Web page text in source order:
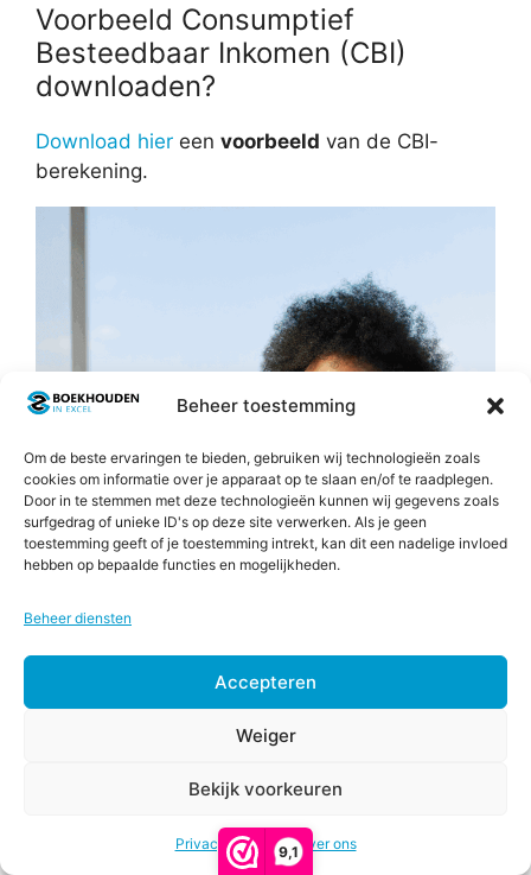
Beheer toestemming
Om de beste ervaringen te bieden, gebruiken wij technologieën zoals
cookies om informatie over je apparaat op te slaan en/of te raadplegen.
Door in te stemmen met deze technologieën kunnen wij gegevens zoals
surfgedrag of unieke ID's op deze site verwerken. Als je geen
toestemming geeft of je toestemming intrekt, kan dit een nadelige invloed
hebben op bepaalde functies en mogelijkheden.
Beheer diensten
Accepteren
Weiger
Bekijk voorkeuren
Privacy & CookiesOver ons
9,1
Voorbeeld Consumptief
Besteedbaar Inkomen (CBI)
downloaden?
Download hier een voorbeeld van de CBI-
berekening.
€57,00
€87,00
€57,00